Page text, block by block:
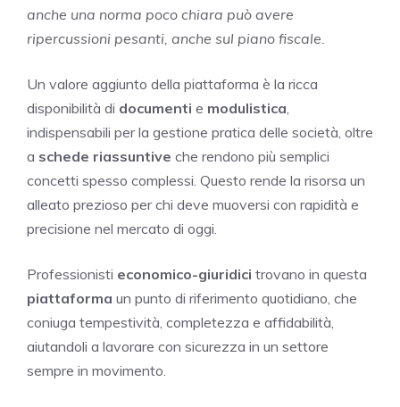
anche una norma poco chiara può avere
ripercussioni pesanti, anche sul piano fiscale.
Un valore aggiunto della piattaforma è la ricca
disponibilità di documenti e modulistica
indispensabili per la gestione pratica delle società, oltre
a schede riassuntive che rendono più semplici
concetti spesso complessi. Questo rende la risorsa un
alleato prezioso per chi deve muoversi con rapidità e
precisione nel mercato di oggi.
Professionisti economico-giuridici trovano in questa
piattaforma un punto di riferimento quotidiano, che
coniuga tempestività, completezza e affidabilità,
aiutandoli a lavorare con sicurezza in un settore
sempre in movimento.